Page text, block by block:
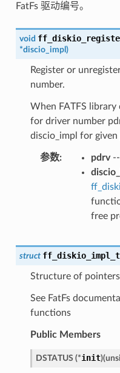
FatFs 驱动编号。
void
*discio_impl )
Register or
number.
When FATFS
for driver number
discio_impl for
参数 pdrv--
free
struct ff_diskio_impl_t
Structure of
See FatFs
functions
Public Members
DSTATUS (*init)(